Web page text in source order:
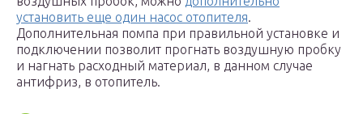
установить еще один насос отопителя.
Дополнительная помпа при правильной установке и
подключении позволит прогнать воздушную пробку
и нагнать расходный материал, в данном случае
антифриз, в отопитель.